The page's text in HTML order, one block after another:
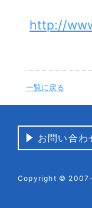
http://
一覧に戻る
お問い合わ
Copyright ©